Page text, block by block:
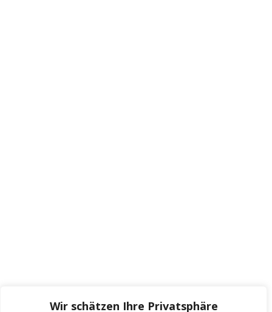
Wir schätzen Ihre Privatsphäre